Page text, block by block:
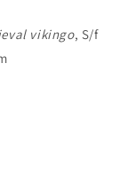
vikingo, S/f